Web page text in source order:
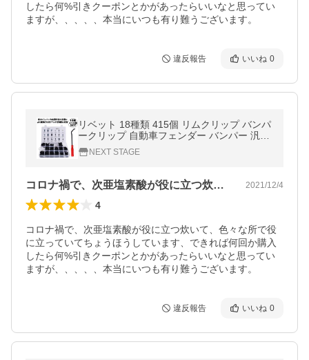
したら何%引きクーポンとかがあったらいいなと思ってい
ますが、、、、、本当にいつも有り難うございます。
違反報告 いいね 0
リベット 18種類 415個 リムクリップ バンパ
ークリップ 自動車フェンダー バンパー 汎用
GORIBE
NEXT STAGE
コロナ禍で、次亜塩素酸が役に立つ炊いて… 2021/12/4
4
コロナ禍で、次亜塩素酸が役に立つ炊いて、色々な所で役
に立っていてちょうほうしています、できれば何回か購入
したら何%引きクーポンとかがあったらいいなと思ってい
ますが、、、、、本当にいつも有り難うございます。
違反報告 いいね 0